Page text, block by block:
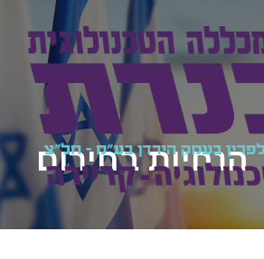
הנחיות בחירום